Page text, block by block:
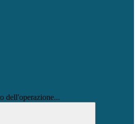
dell'operazione...